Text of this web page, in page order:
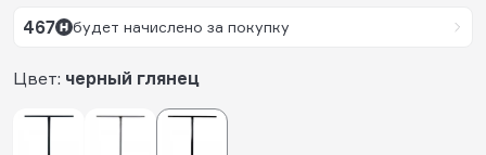
Цвет: черный глянец
467 будет начислено за покупку